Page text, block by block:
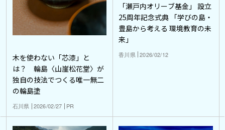
木を使わない「芯漆」と
は？ 輪島〈山崖松花堂〉が
独自の技法でつくる唯一無二
の輪島塗
石川県 2026/02/27 PR
「瀬戸内オリーブ基金」 設立
25周年記念式典 「学びの島・
豊島から考える 環境教育の未
来」
香川県 2026/02/12